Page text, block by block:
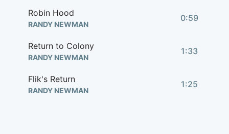
Robin Hood
RANDY NEWMAN
0:59
Return to Colony
RANDY NEWMAN
1:33
Flik's Return
RANDY NEWMAN
1:25